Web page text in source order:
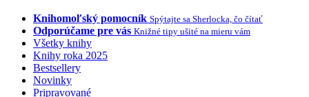
Knihomoľský pomocník Spýtajte sa Sherlocka, čo čítať
Odporúčame pre vás Knižné tipy ušité na mieru vám
Všetky knihy
Knihy roka 2025
Bestsellery
Novinky
Pripravované